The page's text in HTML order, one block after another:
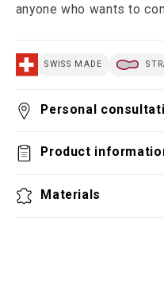
anyone who wants to
SWISS MADE
Personal
Product
Materials